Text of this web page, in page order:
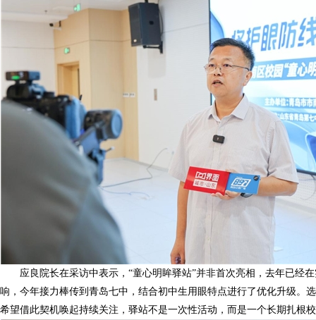
应良院长在采访中表示，“童心明眸驿站”并非首次亮相，去年已经
响，今年接力棒传到青岛七中，结合初中生用眼特点进行了优化升级。
希望借此契机唤起持续关注，驿站不是一次性活动，而是一个长期扎根